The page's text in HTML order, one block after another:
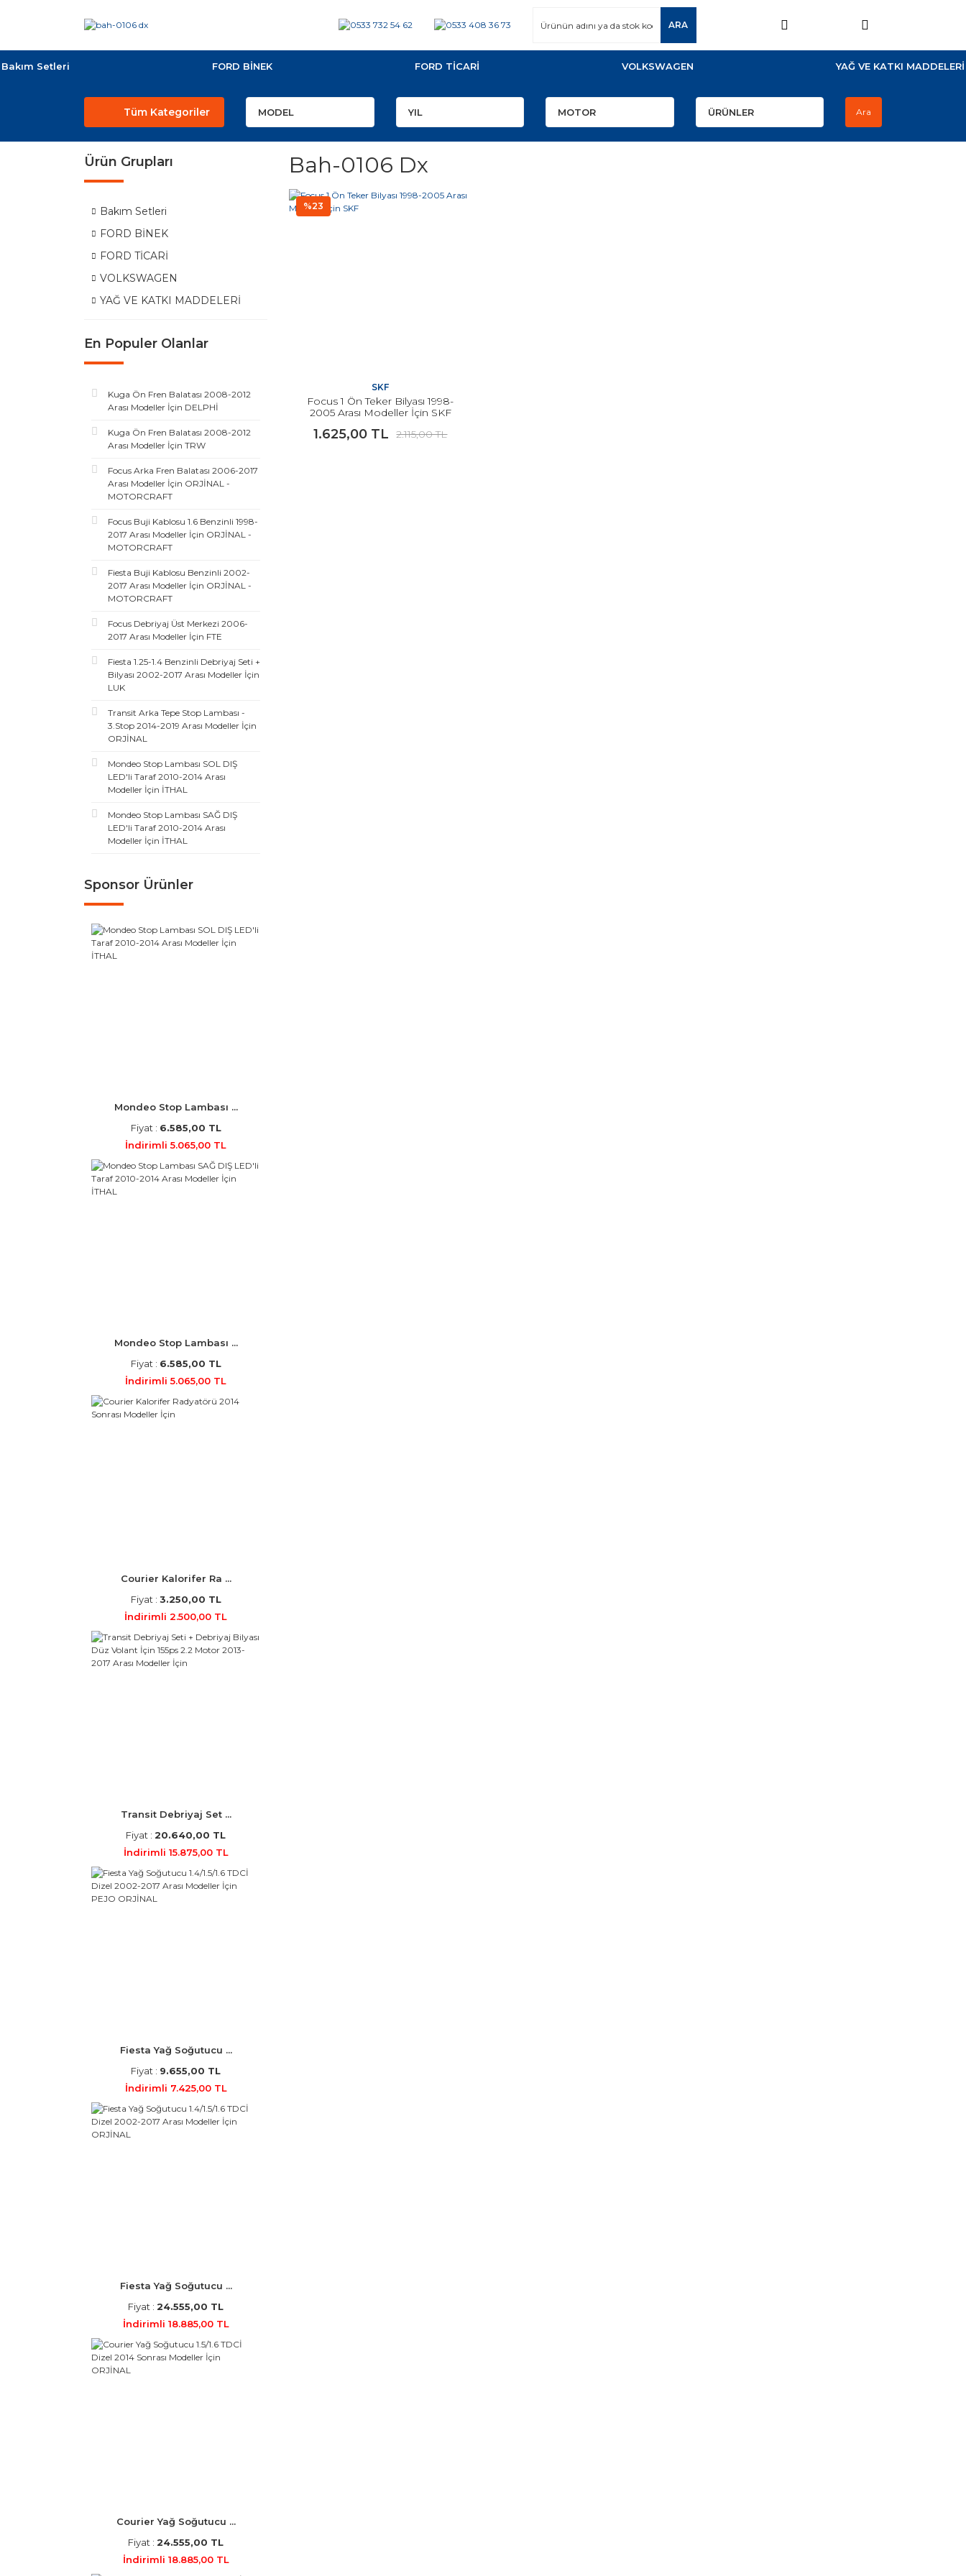
ARA
Bakım Setleri FORD BİNEK FORD TİCARİ VOLKSWAGEN YAĞ VE KATKI MADDELERİ
Tüm Kategoriler Ara
Ürün Grupları
Bakım Setleri
FORD BİNEK
FORD TİCARİ
VOLKSWAGEN
YAĞ VE KATKI MADDELERİ
En Populer Olanlar
Kuga Ön Fren Balatası 2008-2012
Arası Modeller İçin DELPHİ
Kuga Ön Fren Balatası 2008-2012
Arası Modeller İçin TRW
Focus Arka Fren Balatası 2006-2017
Arası Modeller İçin ORJİNAL -
MOTORCRAFT
Focus Buji Kablosu 1.6 Benzinli 1998-
2017 Arası Modeller İçin ORJİNAL -
MOTORCRAFT
Fiesta Buji Kablosu Benzinli 2002-
2017 Arası Modeller İçin ORJİNAL -
MOTORCRAFT
Focus Debriyaj Üst Merkezi 2006-
2017 Arası Modeller İçin FTE
Fiesta 1.25-1.4 Benzinli Debriyaj Seti +
Bilyası 2002-2017 Arası Modeller İçin
LUK
Transit Arka Tepe Stop Lambası -
3.Stop 2014-2019 Arası Modeller İçin
ORJİNAL
Mondeo Stop Lambası SOL DIŞ
LED'li Taraf 2010-2014 Arası
Modeller İçin İTHAL
Mondeo Stop Lambası SAĞ DIŞ
LED'li Taraf 2010-2014 Arası
Modeller İçin İTHAL
Sponsor Ürünler
Mondeo Stop Lambası ...
Fiyat : 6.585,00 TL
İndirimli 5.065,00 TL
Mondeo Stop Lambası ...
Fiyat : 6.585,00 TL
İndirimli 5.065,00 TL
Courier Kalorifer Ra ...
Fiyat : 3.250,00 TL
İndirimli 2.500,00 TL
Transit Debriyaj Set ...
Fiyat : 20.640,00 TL
İndirimli 15.875,00 TL
Fiesta Yağ Soğutucu ...
Fiyat : 9.655,00 TL
İndirimli 7.425,00 TL
Fiesta Yağ Soğutucu ...
Fiyat : 24.555,00 TL
İndirimli 18.885,00 TL
Courier Yağ Soğutucu ...
Fiyat : 24.555,00 TL
İndirimli 18.885,00 TL
Bah-0106 Dx
%23
SKF
Focus 1 Ön Teker Bilyası 1998-
2005 Arası Modeller İçin SKF
1.625,00 TL 2.115,00 TL